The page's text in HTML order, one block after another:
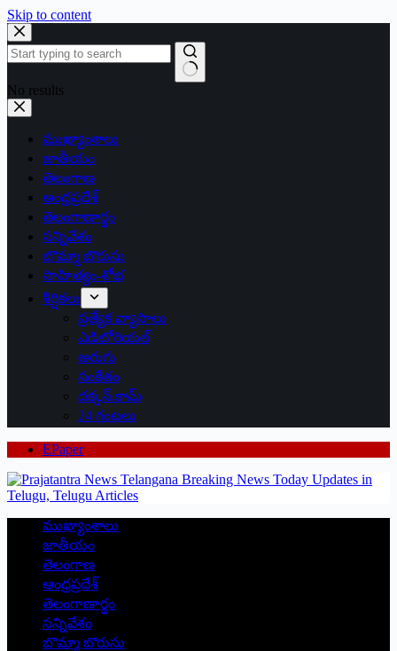
Skip to content
No results
ముఖ్యాంశాలు
జాతీయం
తెలంగాణ
ఆంధ్రప్రదేశ్
తెలంగాణార్థం
సన్నివేశం
బొమ్మా బొరుసు
సాహిత్యం-శోభ
శీర్షికలు
ప్రత్యేక వ్యాసాలు
ఎడిటోరియల్
అరుగు
సంకేతం
దక్కన్.కామ్
24 గంటలు
EPaper
ముఖ్యాంశాలు
జాతీయం
తెలంగాణ
ఆంధ్రప్రదేశ్
తెలంగాణార్థం
సన్నివేశం
బొమ్మా బొరుసు